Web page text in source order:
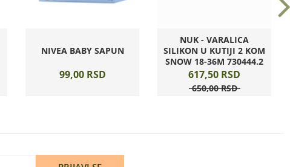
NIVEA BABY SAPUN
99,00 RSD
NUK - VARALICA
SILIKON U KUTIJI 2 KOM
SNOW 18-36M 730444.2
617,50 RSD
650,00 RSD